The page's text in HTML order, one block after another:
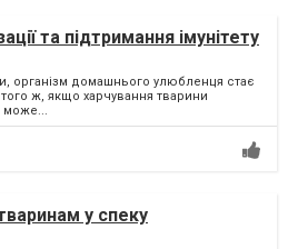
та підтримання імунітету
організм домашнього улюбленця стає
ж, якщо харчування тварини
може...
у спеку